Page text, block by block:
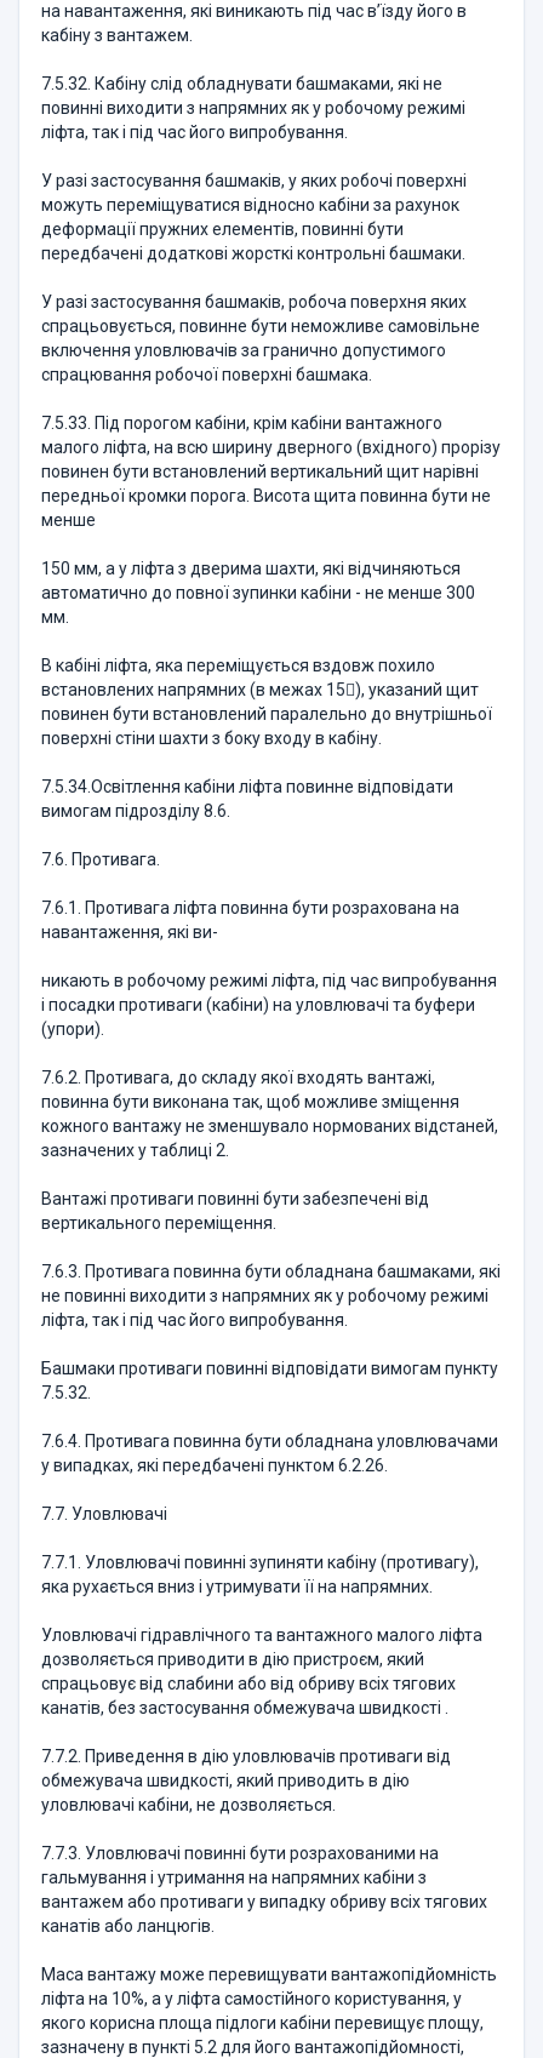
на навантаження, які виникають під час в’їзду його в
кабіну з вантажем.
7.5.32. Кабіну слід обладнувати башмаками, які не
повинні виходити з напрямних як у робочому режимі
ліфта, так і під час його випробування.
У разі застосування башмаків, у яких робочі поверхні
можуть переміщуватися відносно кабіни за рахунок
деформації пружних елементів, повинні бути
передбачені додаткові жорсткі контрольні башмаки.
У разі застосування башмаків, робоча поверхня яких
спрацьовується, повинне бути неможливе самовільне
включення уловлювачів за гранично допустимого
спрацювання робочої поверхні башмака.
7.5.33. Під порогом кабіни, крім кабіни вантажного
малого ліфта, на всю ширину дверного (вхідного) прорізу
повинен бути встановлений вертикальний щит нарівні
передньої кромки порога. Висота щита повинна бути не
менше
150 мм, а у ліфта з дверима шахти, які відчиняються
автоматично до повної зупинки кабіни - не менше 300
мм.
В кабіні ліфта, яка переміщується вздовж похило
встановлених напрямних (в межах 15), указаний щит
повинен бути встановлений паралельно до внутрішньої
поверхні стіни шахти з боку входу в кабіну.
7.5.34.Освітлення кабіни ліфта повинне відповідати
вимогам підрозділу 8.6.
7.6. Противага.
7.6.1. Противага ліфта повинна бути розрахована на
навантаження, які ви-
никають в робочому режимі ліфта, під час випробування
і посадки противаги (кабіни) на уловлювачі та буфери
(упори).
7.6.2. Противага, до складу якої входять вантажі,
повинна бути виконана так, щоб можливе зміщення
кожного вантажу не зменшувало нормованих відстаней,
зазначених у таблиці 2.
Вантажі противаги повинні бути забезпечені від
вертикального переміщення.
7.6.3. Противага повинна бути обладнана башмаками, які
не повинні виходити з напрямних як у робочому режимі
ліфта, так і під час його випробування.
Башмаки противаги повинні відповідати вимогам пункту
7.5.32.
7.6.4. Противага повинна бути обладнана уловлювачами
у випадках, які передбачені пунктом 6.2.26.
7.7. Уловлювачі
7.7.1. Уловлювачі повинні зупиняти кабіну (противагу),
яка рухається вниз і утримувати її на напрямних.
Уловлювачі гідравлічного та вантажного малого ліфта
дозволяється приводити в дію пристроєм, який
спрацьовує від слабини або від обриву всіх тягових
канатів, без застосування обмежувача швидкості .
7.7.2. Приведення в дію уловлювачів противаги від
обмежувача швидкості, який приводить в дію
уловлювачі кабіни, не дозволяється.
7.7.3. Уловлювачі повинні бути розрахованими на
гальмування і утримання на напрямних кабіни з
вантажем або противаги у випадку обриву всіх тягових
канатів або ланцюгів.
Маса вантажу може перевищувати вантажопідйомність
ліфта на 10%, а у ліфта самостійного користування, у
якого корисна площа підлоги кабіни перевищує площу,
зазначену в пункті 5.2 для його вантажопідйомності,